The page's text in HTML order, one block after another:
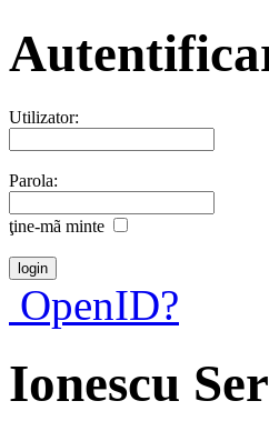
Utilizator:
Parola:
ţine-mã minte
OpenID?
Ionescu